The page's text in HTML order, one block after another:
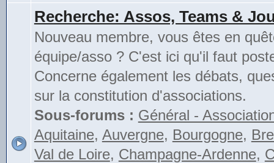
Recherche: Assos, Teams &
Nouveau membre, vous êtes en
équipe/asso ? C'est ici qu'il faut
Concerne également les débats,
sur la constitution d'associations.
Sous-forums : Général -
Aquitaine, Auvergne, Bourgogne,
Val de Loire, Champagne-Ardenne,